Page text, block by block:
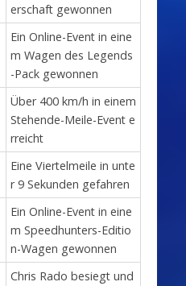
erschaft gewonnen
Ein Online-Event in eine
m Wagen des Legends
-Pack gewonnen
Über 400 km/h in einem
Stehende-Meile-Event e
rreicht
Eine Viertelmeile in unte
r 9 Sekunden gefahren
Ein Online-Event in eine
m Speedhunters-Editio
n-Wagen gewonnen
Chris Rado besiegt und